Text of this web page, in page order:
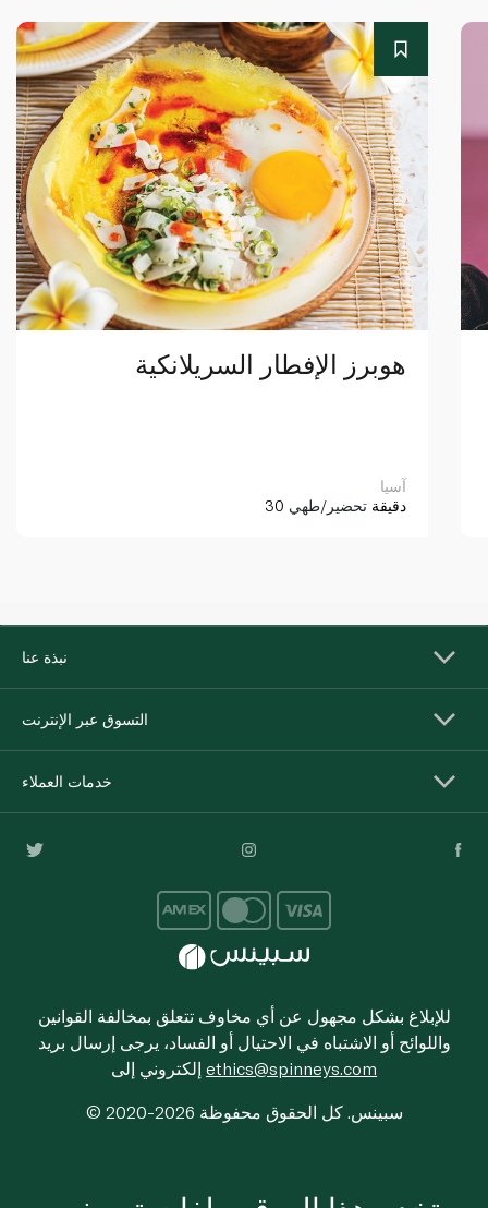
هوبرز الإفطار السريلانكية
آسيا
30 دقيقة تحضير/طهي
نبذة عنا
التسوق عبر الإنترنت
خدمات العملاء
للإبلاغ بشكل مجهول عن أي مخاوف تتعلق بمخالفة القوانين
واللوائح أو الاشتباه في الاحتيال أو الفساد، يرجى إرسال بريد
ethics@spinneys.com
© 2020-2026 سبينس. كل الحقوق محفوظة